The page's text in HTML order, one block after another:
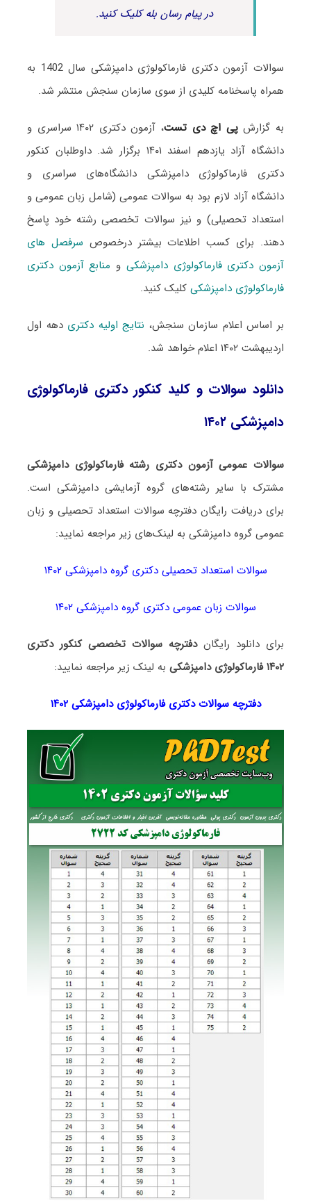
در پیام رسان بله کلیک کنید.
سوالات آزمون دکتری فارماکولوژی دامپزشکی سال 1402 به
همراه پاسخنامه کلیدی از سوی سازمان سنجش منتشر شد.
به گزارشپی اچ دی تست
، آزمون دکتری ۱۴۰۲ سراسری و
دانشگاه آزاد یازدهم اسفند ۱۴۰۱ برگزار شد. داوطلبان کنکور
دکتری فارماکولوژی دامپزشکی دانشگاه‌های سراسری و
دانشگاه آزاد لازم بود به سوالات عمومی (شامل زبان عمومی و
استعداد تحصیلی) و نیز سوالات تخصصی رشته خود پاسخ
دهند. برای کسب اطلاعات بیشتر درخصوص سرفصل های
آزمون دکتری فارماکولوژی دامپزشکی و منابع آزمون دکتری
فارماکولوژی دامپزشکیکلیک کنید.
بر اساس اعلام سازمان سنجش، نتایج اولیه دکتری دهه اول
اردیبهشت ۱۴۰۲ اعلام خواهد شد.
دانلود سوالات و کلید کنکور دکتری فارماکولوژی
دامپزشکی ۱۴۰۲
سوالات عمومی آزمون دکتری رشته فارماکولوژی دامپزشکی
مشترک با سایر رشته‌های گروه آزمایشی دامپزشکی است.
برای دریافت رایگان دفترچه سوالات استعداد تحصیلی و زبان
عمومی گروه دامپزشکی به لینک‌های زیر مراجعه نمایید:
سوالات استعداد تحصیلی دکتری گروه دامپزشکی ۱۴۰۲
سوالات زبان عمومی دکتری گروه دامپزشکی ۱۴۰۲
برای دانلود رایگاندفترچه سوالات تخصصی کنکور دکتری
۱۴۰۲ فارماکولوژی دامپزشکی
به لینک زیر مراجعه نمایید:
دفترچه سوالات دکتری فارماکولوژی دامپزشکی ۱۴۰۲